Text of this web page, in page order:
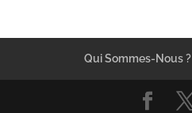
Qui Sommes-Nous ?